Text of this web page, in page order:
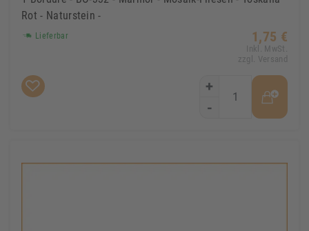
Rot - Naturstein -
Lieferbar 1,75 €
Inkl. MwSt.
zzgl. Versand
+
-